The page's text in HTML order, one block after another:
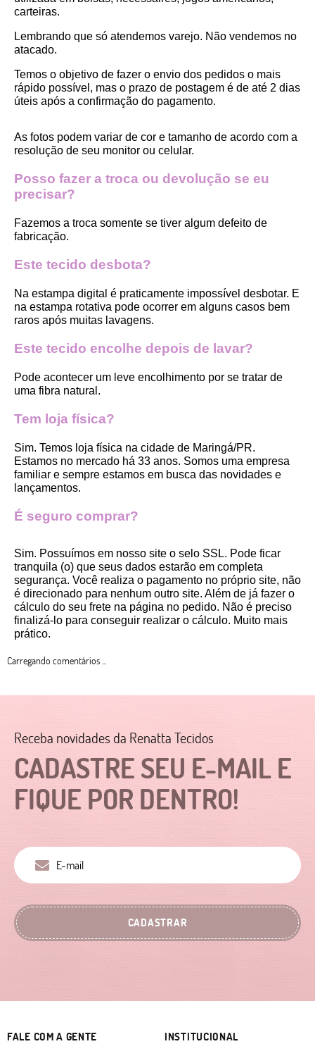
carteiras.
Lembrando que só atendemos varejo. Não vendemos no
atacado.
Temos o objetivo de fazer o envio dos pedidos o mais
rápido possível, mas o prazo de postagem é de até 2 dias
úteis após a confirmação do pagamento.
As fotos podem variar de cor e tamanho de acordo com a
resolução de seu monitor ou celular.
Posso fazer a troca ou devolução se eu
precisar?
Fazemos a troca somente se tiver algum defeito de
fabricação.
Este tecido desbota?
Na estampa digital é praticamente impossível desbotar. E
na estampa rotativa pode ocorrer em alguns casos bem
raros após muitas lavagens.
Este tecido encolhe depois de lavar?
Pode acontecer um leve encolhimento por se tratar de
uma fibra natural.
Tem loja física?
Sim. Temos loja física na cidade de Maringá/PR.
Estamos no mercado há 33 anos. Somos uma empresa
familiar e sempre estamos em busca das novidades e
lançamentos.
É seguro comprar?
Sim. Possuímos em nosso site o selo SSL. Pode ficar
tranquila (o) que seus dados estarão em completa
segurança. Você realiza o pagamento no próprio site, não
é direcionado para nenhum outro site. Além de já fazer o
cálculo do seu frete na página no pedido. Não é preciso
finalizá-lo para conseguir realizar o cálculo. Muito mais
prático.
Carregando comentários ...
CADASTRE SEU E-MAIL E
FIQUE POR DENTRO!
Receba novidades da Renatta Tecidos
CADASTRAR
FALE COM A GENTE INSTITUCIONAL